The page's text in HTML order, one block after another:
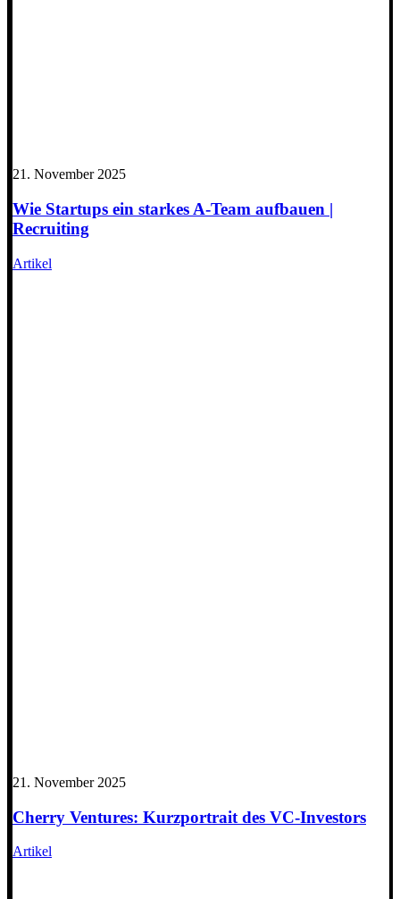
21. November 2025
Wie Startups ein starkes A-Team aufbauen |
Recruiting
Artikel
21. November 2025
Cherry Ventures: Kurzportrait des VC-Investors
Artikel